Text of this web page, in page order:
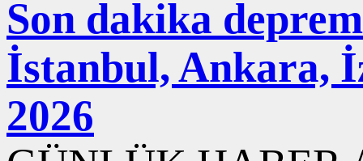
Son dakika
İstanbul, Ankara,
2026